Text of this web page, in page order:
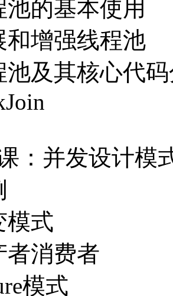
池的基本使用
和增强线程池
池及其核心代
：并发设计模
模式
者消费者
模式